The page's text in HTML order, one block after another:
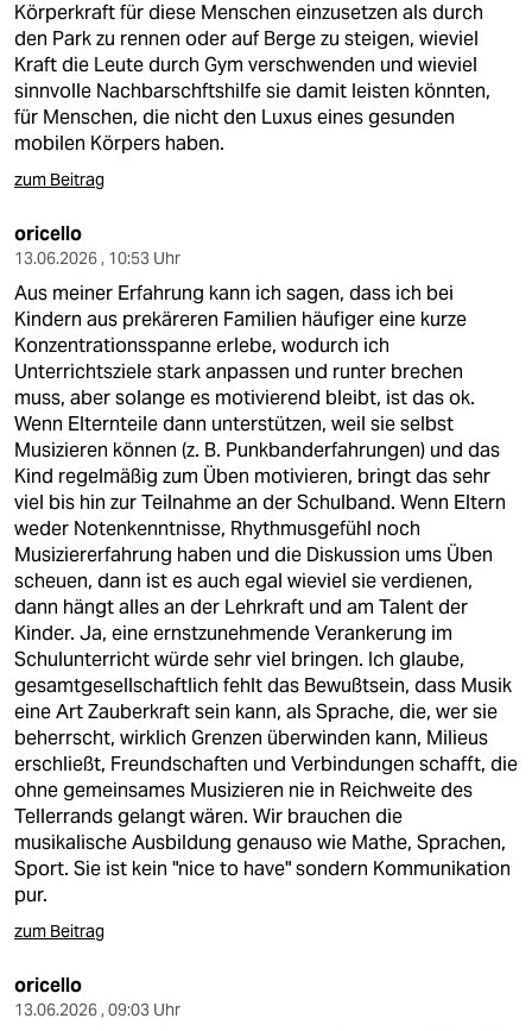
Körperkraft für diese Menschen einzusetzen als durch
den Park zu rennen oder auf Berge zu steigen, wieviel
Kraft die Leute durch Gym verschwenden und wieviel
sinnvolle Nachbarschftshilfe sie damit leisten könnten,
für Menschen, die nicht den Luxus eines gesunden
mobilen Körpers haben.
zum Beitrag
oricello
13.06.2026 , 10:53 Uhr
Aus meiner Erfahrung kann ich sagen, dass ich bei
Kindern aus prekäreren Familien häufiger eine kurze
Konzentrationsspanne erlebe, wodurch ich
Unterrichtsziele stark anpassen und runter brechen
muss, aber solange es motivierend bleibt, ist das ok.
Wenn Elternteile dann unterstützen, weil sie selbst
Musizieren können (z. B. Punkbanderfahrungen) und das
Kind regelmäßig zum Üben motivieren, bringt das sehr
viel bis hin zur Teilnahme an der Schulband. Wenn Eltern
weder Notenkenntnisse, Rhythmusgefühl noch
Musiziererfahrung haben und die Diskussion ums Üben
scheuen, dann ist es auch egal wieviel sie verdienen,
dann hängt alles an der Lehrkraft und am Talent der
Kinder. Ja, eine ernstzunehmende Verankerung im
Schulunterricht würde sehr viel bringen. Ich glaube,
gesamtgesellschaftlich fehlt das Bewußtsein, dass Musik
eine Art Zauberkraft sein kann, als Sprache, die, wer sie
beherrscht, wirklich Grenzen überwinden kann, Milieus
erschließt, Freundschaften und Verbindungen schafft, die
ohne gemeinsames Musizieren nie in Reichweite des
Tellerrands gelangt wären. Wir brauchen die
musikalische Ausbildung genauso wie Mathe, Sprachen,
Sport. Sie ist kein "nice to have" sondern Kommunikation
pur.
zum Beitrag
oricello
13.06.2026 , 09:03 Uhr